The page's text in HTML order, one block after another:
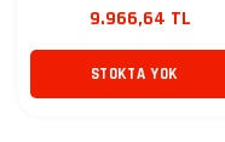
9.966,64 TL
STOKTA YOK